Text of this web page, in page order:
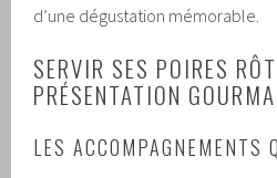
d’une dégustation mémorable.
SERVIR SES POIRES
PRÉSENTATION
LES ACCOMPAGNEMENTS